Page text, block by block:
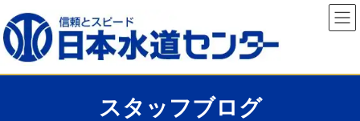
ン
テ
ン
へ
ビ
ゲ
ー
ョ
スタッフブログ